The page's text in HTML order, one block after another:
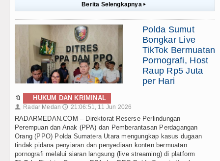
Berita Selengkapnya ▸
Polda Sumut
Bongkar Live
TikTok Bermuatan
Pornografi, Host
Raup Rp5 Juta
per Hari
🔖 HUKUM DAN KRIMINAL
👤 Radar Medan 🕔 21:06:51, 11 Jun 2026
RADARMEDAN.COM – Direktorat Reserse Perlindungan
Perempuan dan Anak (PPA) dan Pemberantasan Perdagangan
Orang (PPO) Polda Sumatera Utara mengungkap kasus dugaan
tindak pidana penyiaran dan penyediaan konten bermuatan
pornografi melalui siaran langsung (live streaming) di platform